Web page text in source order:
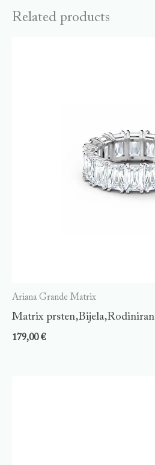
Related products
Ariana Grande Matrix
Matrix prsten,Bijela,Rodiniran
179,00€